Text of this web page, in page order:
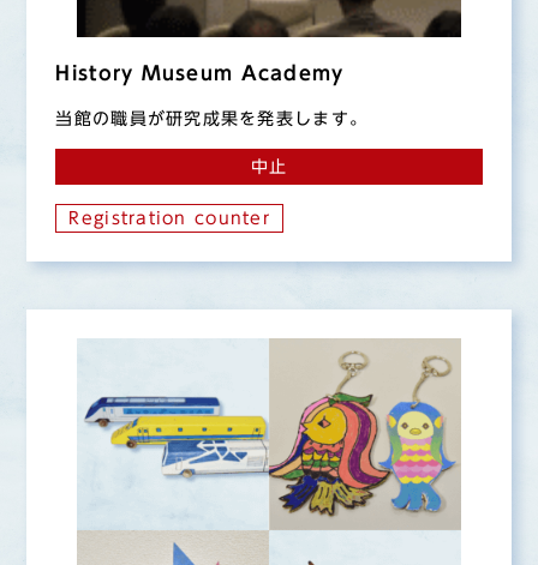
History Museum Academy
当館の職員が研究成果を発表します。
中止
Registration counter